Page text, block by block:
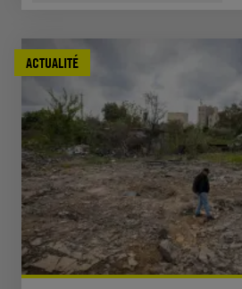
ACTUALITÉ